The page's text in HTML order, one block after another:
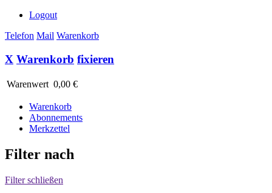
Logout
Telefon Mail Warenkorb
X Warenkorb fixieren
Warenwert 0,00 €
Warenkorb
Abonnements
Merkzettel
Filter nach
Filter schließen